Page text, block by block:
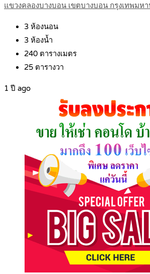
แขวงคลองบางบอน เขตบางบอน กรุงเทพมห
3 ห้องนอน
3 ห้องน้ำ
240 ตารางเมตร
25 ตารางวา
1 ปี ago